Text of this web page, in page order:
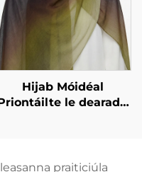
Hijab Móidéal
le dearadh
praiticiúla